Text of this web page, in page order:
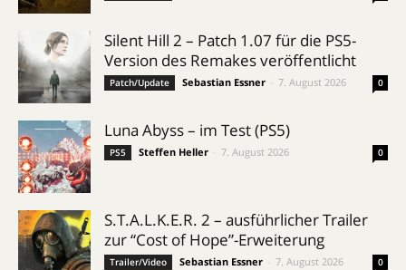
Silent Hill 2 – Patch 1.07 für die PS5-
Version des Remakes veröffentlicht
Patch/Update Sebastian Essner 7. August 2026 0
Luna Abyss – im Test (PS5)
PS5 Steffen Heller 7. August 2026 0
S.T.A.L.K.E.R. 2 – ausführlicher Trailer
zur “Cost of Hope”-Erweiterung
Trailer/Video Sebastian Essner 7. August 2026 0